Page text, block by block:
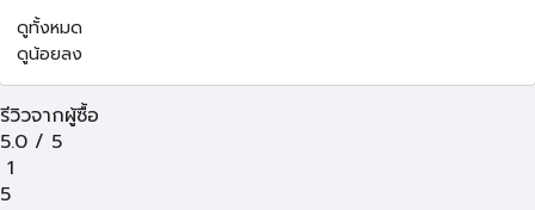
ดูทั้งหมด
ดูน้อยลง
รีวิวจากผู้ซื้อ
5.0 / 5
1
5